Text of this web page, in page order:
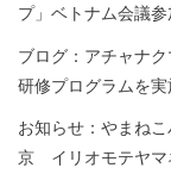
プ」ベトナム会議
ブログ：アチャナ
研修プログラムを実
お知らせ：やまね
京 イリオモテヤマ